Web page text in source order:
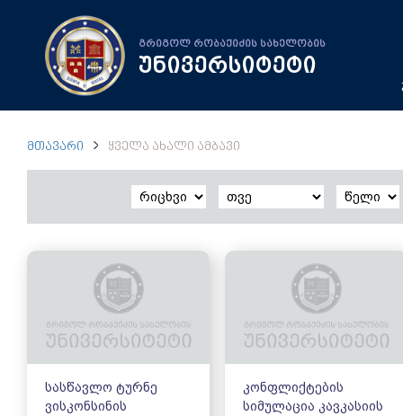
გრიგოლ რობაქიძის სახელობის
უნივერსიტეტი
ᲛᲗᲐᲕᲐᲠᲘ ᲧᲕᲔᲚᲐ ᲐᲮᲐᲚᲘ ᲐᲛᲑᲐᲕᲘ
სასწავლო ტურნე
ვისკონსინის
კონფლიქტების
სიმულაცია კავკასიის